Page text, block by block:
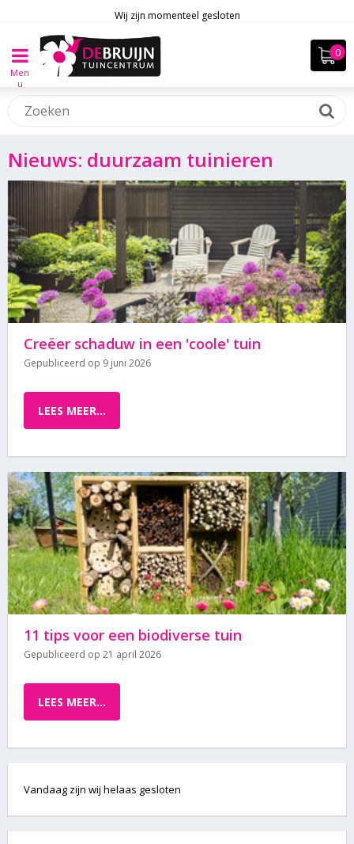
Men
u
Wij zijn momenteel gesloten
Nieuws: duurzaam tuinieren
Creëer schaduw in een 'coole' tuin
Gepubliceerd op 9 juni 2026
LEES MEER...
11 tips voor een biodiverse tuin
Gepubliceerd op 21 april 2026
LEES MEER...
Vandaag zijn wij helaas gesloten